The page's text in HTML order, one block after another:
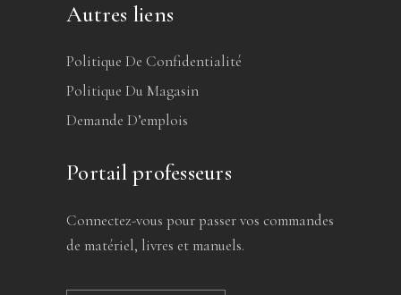
Autres liens
Politique De Confidentialité
Politique Du Magasin
Demande D’emplois
Portail professeurs
Connectez-vous pour passer vos commandes
de matériel, livres et manuels.